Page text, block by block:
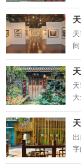
受
家
品
的
出